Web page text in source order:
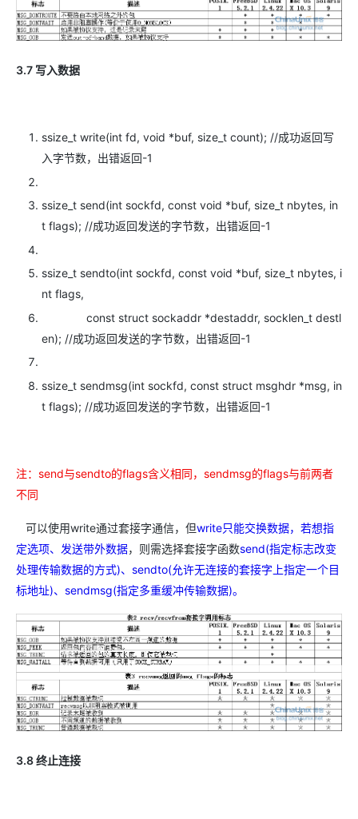
3.7 写入数据
ssize_t write(int fd, void *buf, size_t count); //成功返回写
入字节数，出错返回-1
ssize_t send(int sockfd, const void *buf, size_t nbytes, in
t flags); //成功返回发送的字节数，出错返回-1
ssize_t sendto(int sockfd, const void *buf, size_t nbytes, i
nt flags,
const struct sockaddr *destaddr, socklen_t destl
en); //成功返回发送的字节数，出错返回-1
ssize_t sendmsg(int sockfd, const struct msghdr *msg, in
t flags); //成功返回发送的字节数，出错返回-1
注：send与sendto的flags含义相同，sendmsg的flags与前两者
不同
可以使用write通过套接字通信，但write只能交换数据，若想指
定选项、发送带外数据，则需选择套接字函数send(指定标志改变
处理传输数据的方式)、sendto(允许无连接的套接字上指定一个目
标地址)、sendmsg(指定多重缓冲传输数据)。
3.8 终止连接